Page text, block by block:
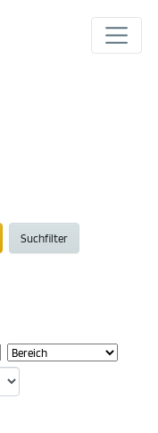
Suchfilter